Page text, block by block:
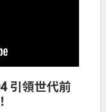
引領世代前